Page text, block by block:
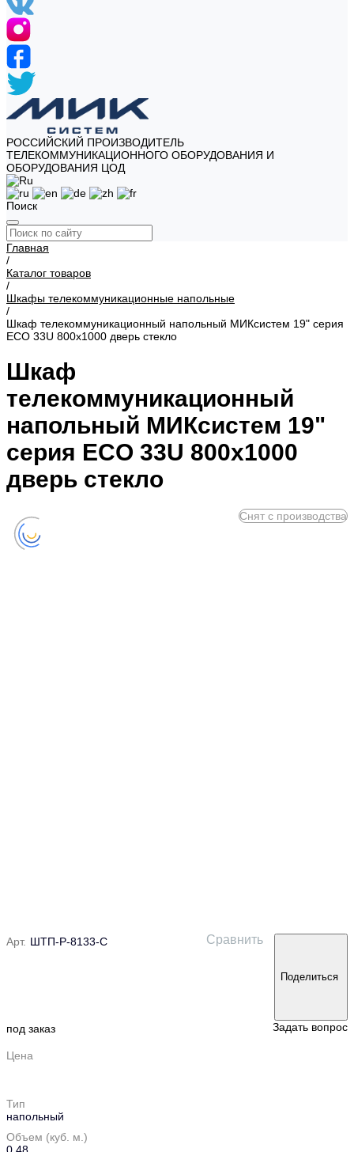
РОССИЙСКИЙ ПРОИЗВОДИТЕЛЬ
ТЕЛЕКОММУНИКАЦИОННОГО ОБОРУДОВАНИЯ И
ОБОРУДОВАНИЯ ЦОД
Поиск
Главная
/
Каталог товаров
/
Шкафы телекоммуникационные напольные
/
Шкаф телекоммуникационный напольный МИКсистем 19" серия
ECO 33U 800x1000 дверь стекло
Шкаф
телекоммуникационный
напольный МИКсистем 19"
серия ECO 33U 800x1000
дверь стекло
Снят с производства
Арт. ШТП-Р-8133-С Сравнить
Поделиться
под заказ Задать вопрос
Цена
Тип
напольный
Объем (куб. м.)